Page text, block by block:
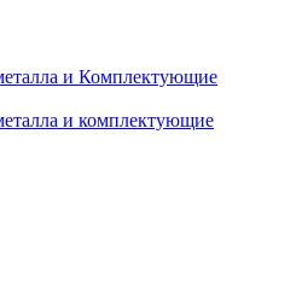
и Комплектующие
и комплектующие